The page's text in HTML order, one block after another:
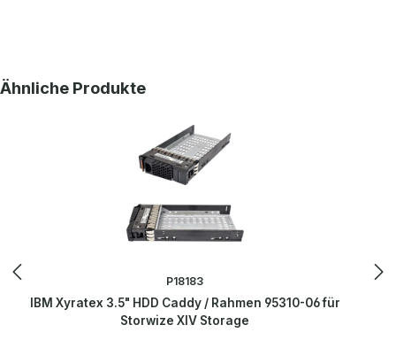
Produktgalerie überspringen
Ähnliche Produkte
P18183
IBM Xyratex 3.5" HDD Caddy / Rahmen 95310-06 für
Storwize XIV Storage